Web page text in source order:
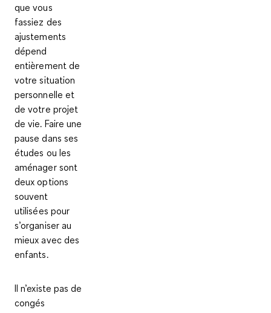
que vous
fassiez des
ajustements
dépend
entièrement de
votre situation
personnelle et
de votre projet
de vie. Faire une
pause dans ses
études ou les
aménager sont
deux options
souvent
utilisées pour
s’organiser au
mieux avec des
enfants.
Il n’existe pas de
congés